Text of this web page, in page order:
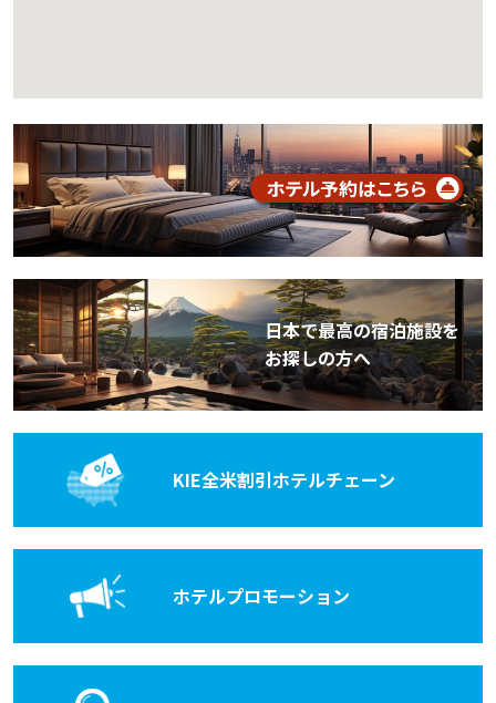
日本で最高の宿泊施設を
お探しの方へ
KIE全米割引ホテルチェーン
ホテルプロモーション